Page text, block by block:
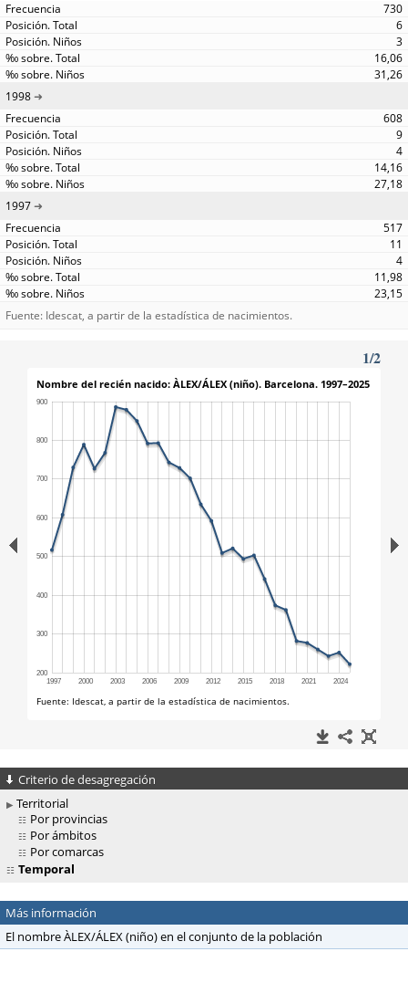
730
6
3
16,06
31,26
1998
608
9
4
14,16
27,18
1997
517
11
4
11,98
23,15
Fuente: Idescat, a partir de la estadística de nacimientos.
Criterio de desagregación
Territorial
Por provincias
Por ámbitos
Por comarcas
Temporal
Más información
El nombre ÀLEX/ÁLEX (niño) en el conjunto de la población